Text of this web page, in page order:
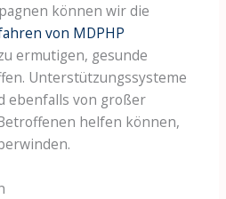
können wir die
von MDPHP
ermutigen, gesunde
Unterstützungssysteme
ebenfalls von großer
helfen können,